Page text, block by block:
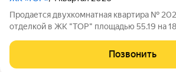
Продается двухкомнатная квартира №
отделкой в ЖК "ТОР" площадью 55.19 на
присвоен повышенный уровень комфортности комфорт
Он подразумевает светлые просторные
Позвонить